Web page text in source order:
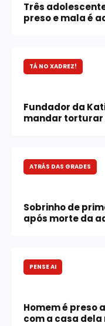
Três
preso e mala é
TÁ NO XADREZ!
Fundador da
mandar
ATRÁS DAS GRADES
Sobrinho de
após morte da
PENSE AI
Homem é preso
com a casa dela